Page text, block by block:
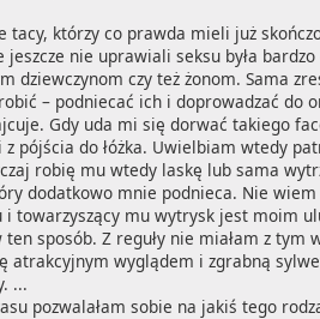
tacy, którzy co prawda mieli już
nie uprawiali seksu była
dziewczynom czy też żonom. Sama
– podniecać ich i doprowadzać do
Gdy uda mi się dorwać takiego
pójścia do łóżka. Uwielbiam wtedy
robię mu wtedy laskę lub sama
dodatkowo mnie podnieca. Nie
towarzyszący mu wytrysk jest moim
sposób. Z reguły nie miałam z tym
wyglądem i zgrabną
...
pozwalałam sobie na jakiś tego